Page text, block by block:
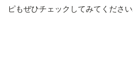
ピもぜひチェックしてみてください